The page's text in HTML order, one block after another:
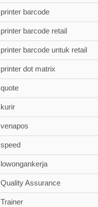
printer barcode
printer barcode retail
printer barcode untuk retail
printer dot matrix
quote
kurir
venapos
speed
lowongankerja
Quality Assurance
Trainer